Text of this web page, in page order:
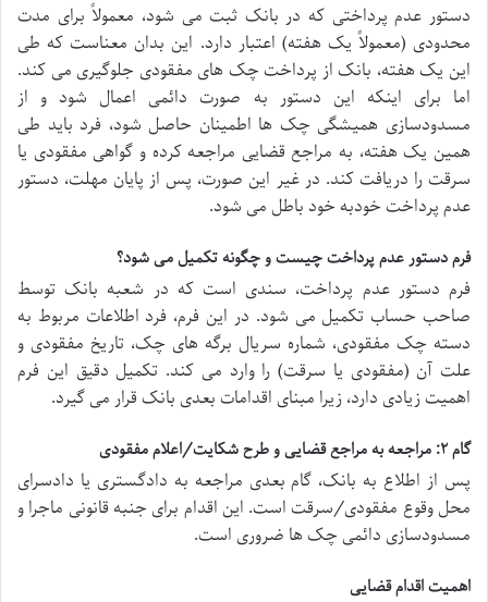
دستور عدم پرداختی که در بانک ثبت می شود، معمولاً برای مدت
محدودی (معمولاً یک هفته) اعتبار دارد. این بدان معناست که طی
این یک هفته، بانک از پرداخت چک های مفقودی جلوگیری می کند.
اما برای اینکه این دستور به صورت دائمی اعمال شود و از
مسدودسازی همیشگی چک ها اطمینان حاصل شود، فرد باید طی
همین یک هفته، به مراجع قضایی مراجعه کرده و گواهی مفقودی یا
سرقت را دریافت کند. در غیر این صورت، پس از پایان مهلت، دستور
عدم پرداخت خودبه خود باطل می شود.
فرم دستور عدم پرداخت چیست و چگونه تکمیل می شود؟
فرم دستور عدم پرداخت، سندی است که در شعبه بانک توسط
صاحب حساب تکمیل می شود. در این فرم، فرد اطلاعات مربوط به
دسته چک مفقودی، شماره سریال برگه های چک، تاریخ مفقودی و
علت آن (مفقودی یا سرقت) را وارد می کند. تکمیل دقیق این فرم
اهمیت زیادی دارد، زیرا مبنای اقدامات بعدی بانک قرار می گیرد.
گام ۲: مراجعه به مراجع قضایی و طرح شکایت/اعلام مفقودی
پس از اطلاع به بانک، گام بعدی مراجعه به دادگستری یا دادسرای
محل وقوع مفقودی/سرقت است. این اقدام برای جنبه قانونی ماجرا و
مسدودسازی دائمی چک ها ضروری است.
اهمیت اقدام قضایی